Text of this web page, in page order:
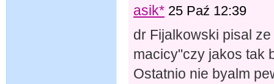
asik* 25 Paź 12:39
dr Fijalkowski pisal
macicy"czy jakos tak
Ostatnio nie byalm